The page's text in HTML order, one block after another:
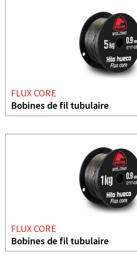
FLUX CORE
Bobines de fil tubulaire
FLUX CORE
Bobines de fil tubulaire